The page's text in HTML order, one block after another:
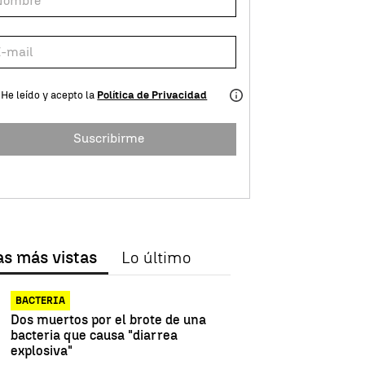
He leído y acepto la Política de Privacidad
Suscribirme
más vistas Lo último
BACTERIA
Dos muertos por el brote de una
bacteria que causa "diarrea
explosiva"